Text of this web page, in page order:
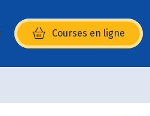
Courses en ligne
fenêtre)